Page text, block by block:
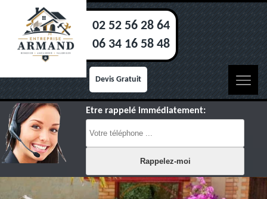
02 52 56 28 64
06 34 16 58 48
Devis Gratuit
Etre rappelé immédiatement: